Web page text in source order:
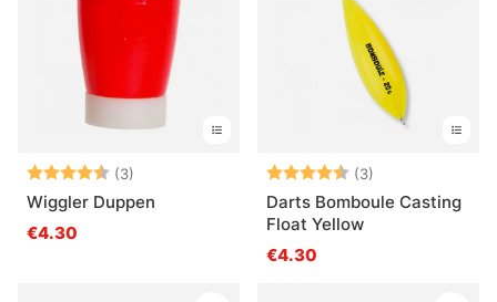
Beoordeling:
(3)
Wiggler Duppen
€4.30
Beoordeling:
(3)
Darts Bomboule Casting
Float Yellow
€4.30